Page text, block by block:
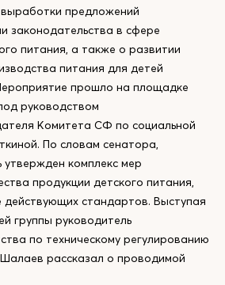
предложений
законодательства в сфере
питания, а также о развитии
питания для детей
прошло на площадке
руководством
Комитета СФ по социальной
По словам сенатора,
утвержден комплекс мер
продукции детского питания,
стандартов. Выступая
группы руководитель
по техническому регулированию
рассказал о проводимой